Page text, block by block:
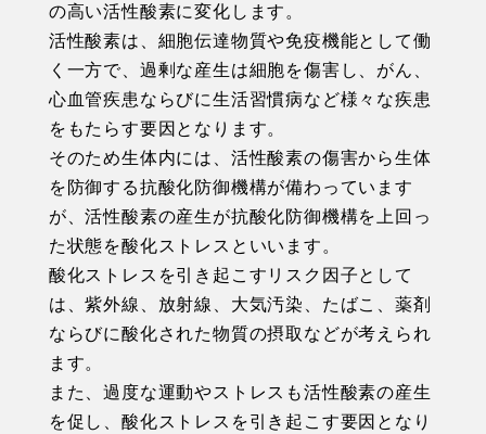
の高い活性酸素に変化します。
活性酸素は、細胞伝達物質や免疫機能として働
く一方で、過剰な産生は細胞を傷害し、がん、
心血管疾患ならびに生活習慣病など様々な疾患
をもたらす要因となります。
そのため生体内には、活性酸素の傷害から生体
を防御する抗酸化防御機構が備わっています
が、活性酸素の産生が抗酸化防御機構を上回っ
た状態を酸化ストレスといいます。
酸化ストレスを引き起こすリスク因子として
は、紫外線、放射線、大気汚染、たばこ、薬剤
ならびに酸化された物質の摂取などが考えられ
ます。
また、過度な運動やストレスも活性酸素の産生
を促し、酸化ストレスを引き起こす要因となり